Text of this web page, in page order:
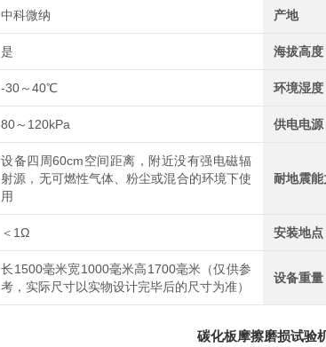
中科微纳 产地
是 海拔高度
-30～40℃ 环境湿度
80～120kPa 供电电源
设备四周60cm空间距离，附近没有强电磁辐
射源，无可燃性气体、粉尘或混合的环境下使
用
耐地震能
＜1Ω 安装地点
长1500毫米宽1000毫米高1700毫米（仅供参
考，实际尺寸以实物设计完毕后的尺寸为准）
设备重量
碳化板摩擦磨损试验